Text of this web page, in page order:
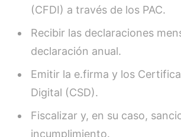
(CFDI) a través de los PAC.
Recibir las declaraciones
declaración anual.
Emitir la e.firma y los
Digital (CSD).
Fiscalizar y, en su caso,
incumplimiento.